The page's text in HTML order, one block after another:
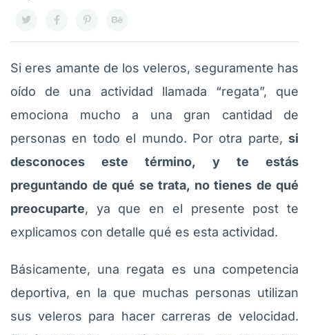
Si eres amante de los veleros, seguramente has
oído de una actividad llamada “regata”, que
emociona mucho a una gran cantidad de
personas en todo el mundo. Por otra parte, si
desconoces este término, y te estás
preguntando de qué se trata, no tienes de qué
preocuparte, ya que en el presente post te
explicamos con detalle qué es esta actividad.
Básicamente, una regata es una competencia
deportiva, en la que muchas personas utilizan
sus veleros para hacer carreras de velocidad.